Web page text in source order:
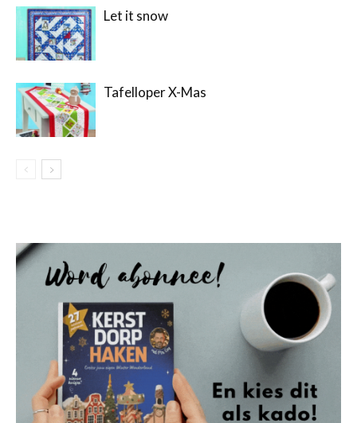
Let it snow
Tafelloper X-Mas